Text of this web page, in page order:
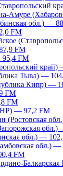
Амуре
обл.) —
FM
FM
FM
Тыва) —
Кипр) —
FM
FM
— 97,2 FM
(Ростовская
обл.)
обл.) —
обл.) —
FM